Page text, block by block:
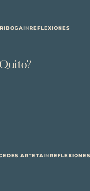
INREFLEXIONES
ARTETAINREFLEXIONES